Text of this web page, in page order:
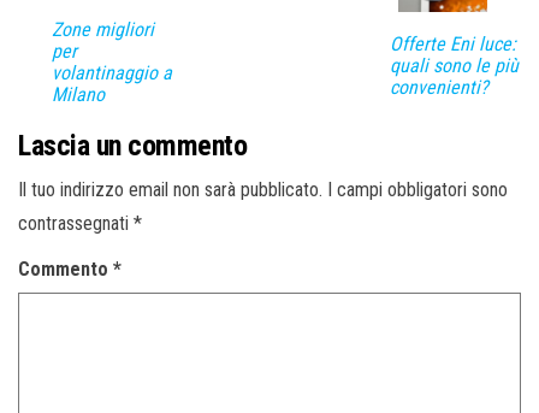
Zone migliori
per
volantinaggio a
Milano
Offerte Eni luce:
quali sono le più
convenienti?
Lascia un commento
Il tuo indirizzo email non sarà pubblicato. I campi obbligatori sono
contrassegnati *
Commento *